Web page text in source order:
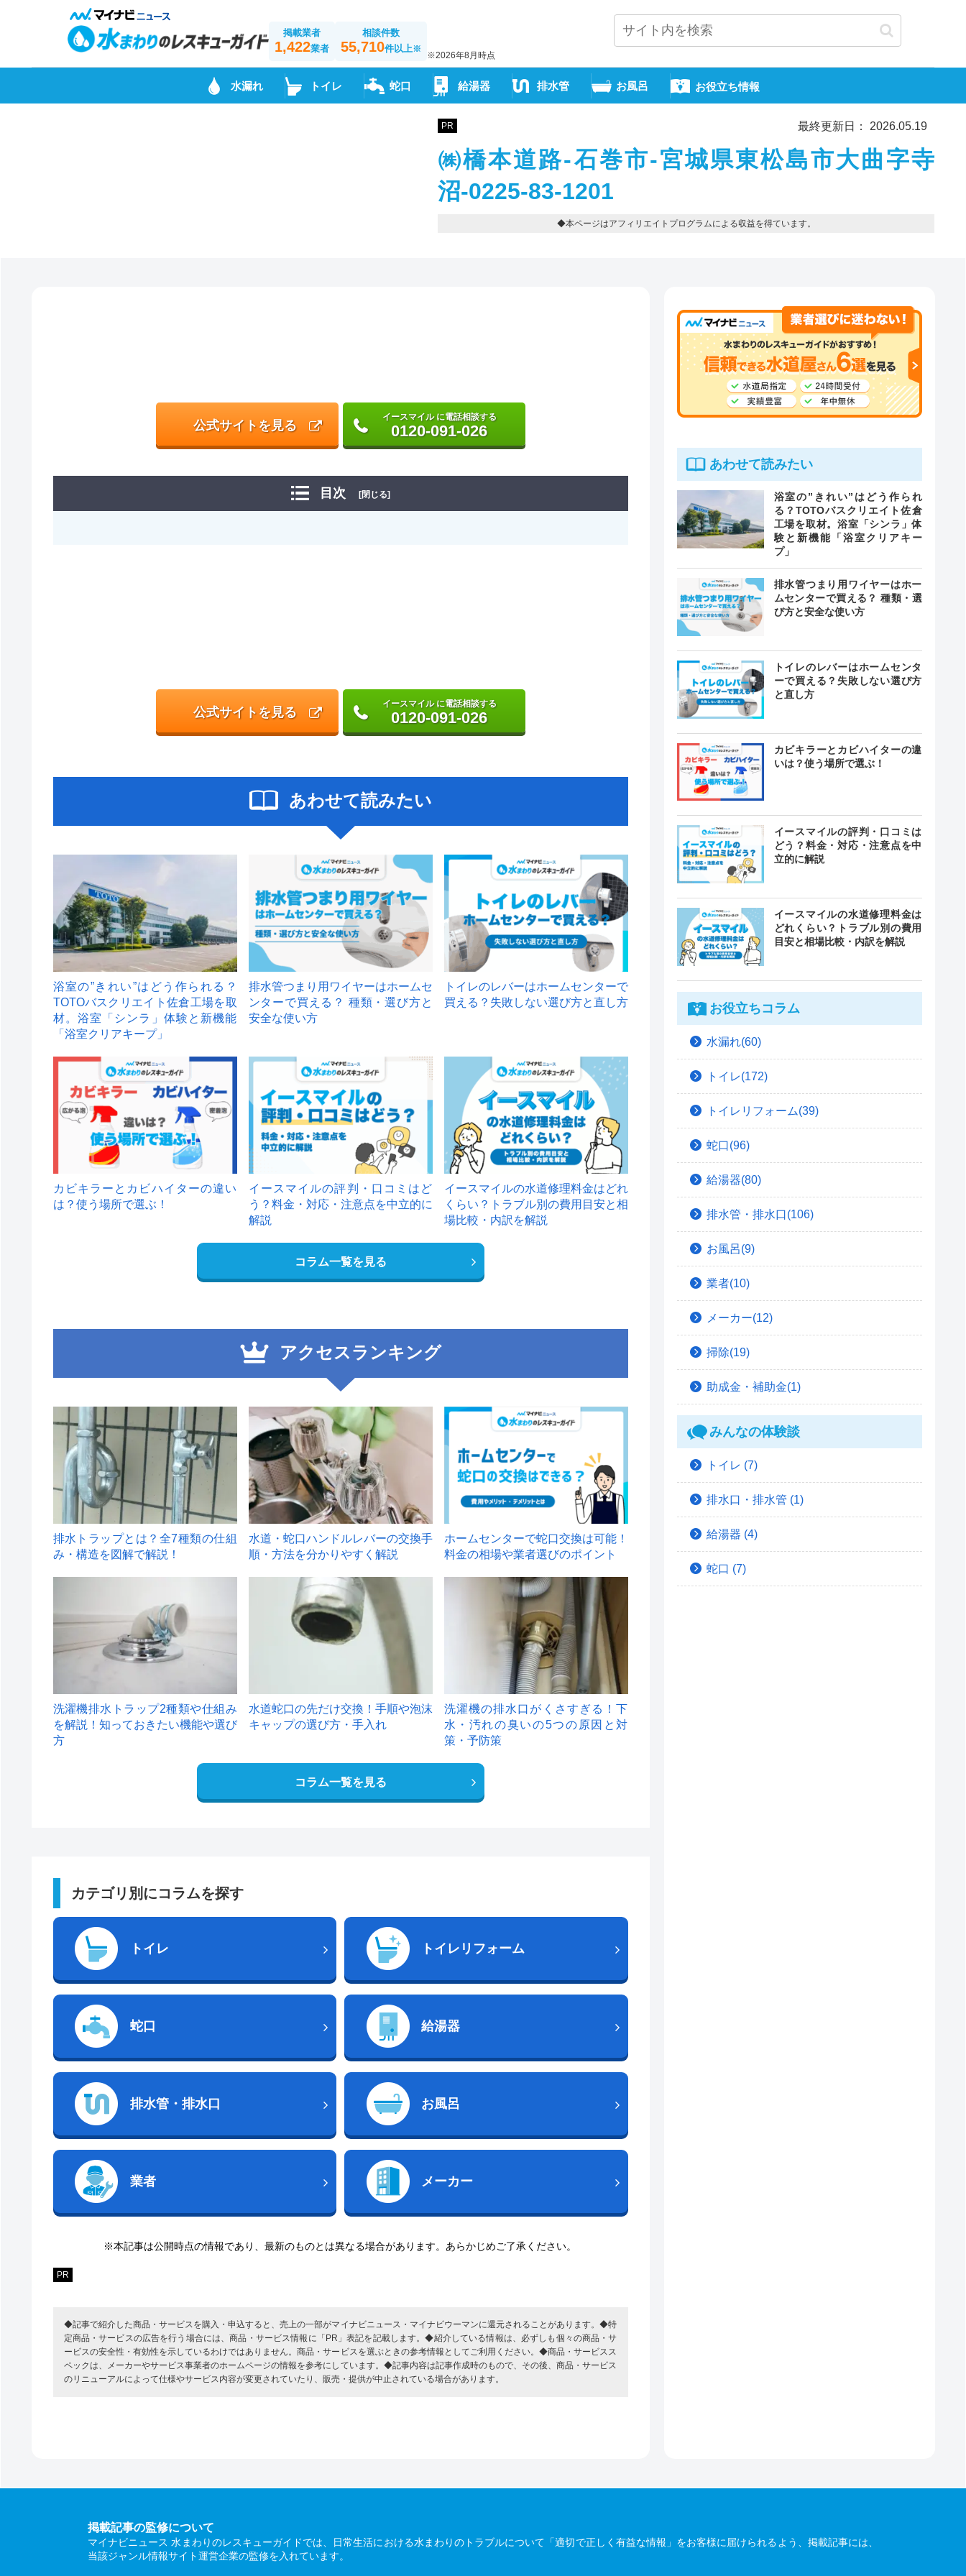
掲載業者
1,422業者
相談件数
55,710件以上※
※2026年8月時点
水漏れ トイレ 蛇口 給湯器 排水管 お風呂 お役立ち情報
PR 最終更新日： 2026.05.19
㈱橋本道路-石巻市-宮城県東松島市大曲字寺
沼-0225-83-1201
◆本ページはアフィリエイトプログラムによる収益を得ています。
公式サイトを見る
イースマイル に電話相談する
0120-091-026
目次 [閉じる]
公式サイトを見る
イースマイル に電話相談する
0120-091-026
あわせて読みたい
浴室の”きれい”はどう作られる？
TOTOバスクリエイト佐倉工場を取
材。浴室「シンラ」体験と新機能
「浴室クリアキープ」
排水管つまり用ワイヤーはホームセ
ンターで買える？ 種類・選び方と
安全な使い方
トイレのレバーはホームセンターで
買える？失敗しない選び方と直し方
カビキラーとカビハイターの違い
は？使う場所で選ぶ！
イースマイルの評判・口コミはど
う？料金・対応・注意点を中立的に
解説
イースマイルの水道修理料金はどれ
くらい？トラブル別の費用目安と相
場比較・内訳を解説
コラム一覧を見る
アクセスランキング
1
排水トラップとは？全7種類の仕組
み・構造を図解で解説！
2
水道・蛇口ハンドルレバーの交換手
順・方法を分かりやすく解説
ホームセンターで蛇口交換は可能！
料金の相場や業者選びのポイント
洗濯機排水トラップ2種類や仕組み
を解説！知っておきたい機能や選び
方
水道蛇口の先だけ交換！手順や泡沫
キャップの選び方・手入れ
洗濯機の排水口がくさすぎる！下
水・汚れの臭いの5つの原因と対
策・予防策
コラム一覧を見る
カテゴリ別にコラムを探す
トイレ トイレリフォーム
蛇口 給湯器
排水管・排水口 お風呂
業者 メーカー
※本記事は公開時点の情報であり、最新のものとは異なる場合があります。あらかじめご了承ください。
PR
◆記事で紹介した商品・サービスを購入・申込すると、売上の一部がマイナビニュース・マイナビウーマンに還元されることがあります。◆特
定商品・サービスの広告を行う場合には、商品・サービス情報に「PR」表記を記載します。◆紹介している情報は、必ずしも個々の商品・サ
ービスの安全性・有効性を示しているわけではありません。商品・サービスを選ぶときの参考情報としてご利用ください。◆商品・サービスス
ペックは、メーカーやサービス事業者のホームページの情報を参考にしています。◆記事内容は記事作成時のもので、その後、商品・サービス
のリニューアルによって仕様やサービス内容が変更されていたり、販売・提供が中止されている場合があります。
あわせて読みたい
浴室の”きれい”はどう作られ
る？TOTOバスクリエイト佐倉
工場を取材。浴室「シンラ」体
験と新機能「浴室クリアキー
プ」
排水管つまり用ワイヤーはホー
ムセンターで買える？ 種類・選
び方と安全な使い方
トイレのレバーはホームセンタ
ーで買える？失敗しない選び方
と直し方
カビキラーとカビハイターの違
いは？使う場所で選ぶ！
イースマイルの評判・口コミは
どう？料金・対応・注意点を中
立的に解説
イースマイルの水道修理料金は
どれくらい？トラブル別の費用
目安と相場比較・内訳を解説
お役立ちコラム
水漏れ(60)
トイレ(172)
トイレリフォーム(39)
蛇口(96)
給湯器(80)
排水管・排水口(106)
お風呂(9)
業者(10)
メーカー(12)
掃除(19)
助成金・補助金(1)
みんなの体験談
トイレ (7)
排水口・排水管 (1)
給湯器 (4)
蛇口 (7)
掲載記事の監修について
マイナビニュース 水まわりのレスキューガイドでは、日常生活における水まわりのトラブルについて「適切で正しく有益な情報」をお客様に届けられるよう、掲載記事には、
当該ジャンル情報サイト運営企業の監修を入れています。